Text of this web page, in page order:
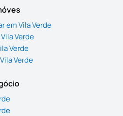
em Vila Verde
Verde
Verde
Verde